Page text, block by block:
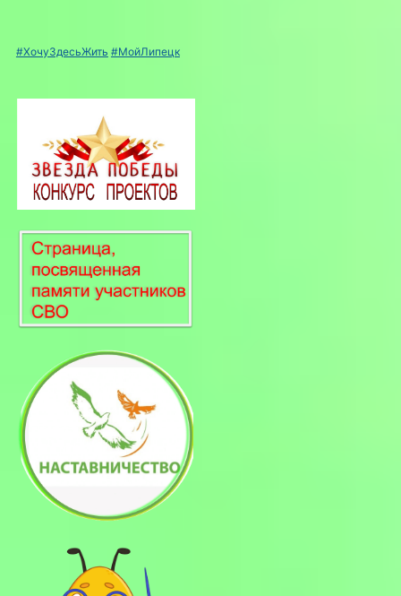
#ХочуЗдесьЖить #МойЛипецк